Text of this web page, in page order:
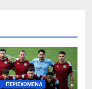
ΠΕΡΙΕΧΌΜΕΝΑ